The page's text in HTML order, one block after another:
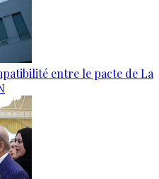
entre le pacte de La